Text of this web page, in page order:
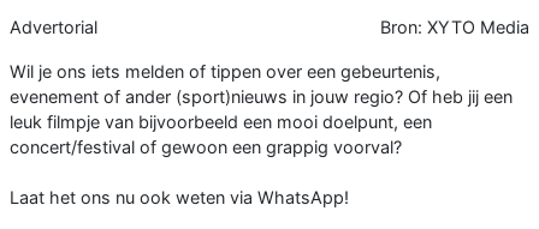
Advertorial Bron: XYTO Media
Wil je ons iets melden of tippen over een gebeurtenis,
evenement of ander (sport)nieuws in jouw regio? Of heb jij een
leuk filmpje van bijvoorbeeld een mooi doelpunt, een
concert/festival of gewoon een grappig voorval?
Laat het ons nu ook weten via WhatsApp!